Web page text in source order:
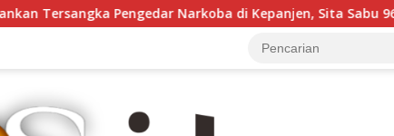
Narkoba di Kepanjen, Sita Sabu 96 Gram dan Ganja 131